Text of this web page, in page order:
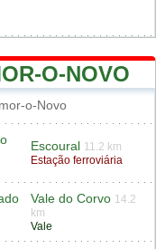
O-NOVO
o-Novo
Escoural 11.2 km
Estação ferroviária
Vale do Corvo 14.2
km
Vale